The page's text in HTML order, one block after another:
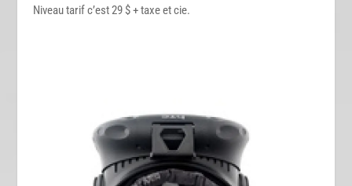
Niveau tarif c’est 29 $ + taxe et cie.